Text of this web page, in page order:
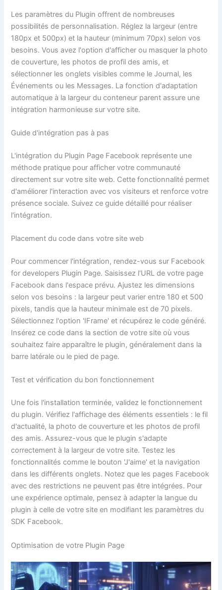
Les paramètres du Plugin offrent de nombreuses
possibilités de personnalisation. Réglez la largeur (entre
180px et 500px) et la hauteur (minimum 70px) selon vos
besoins. Vous avez l'option d'afficher ou masquer la photo
de couverture, les photos de profil des amis, et
sélectionner les onglets visibles comme le Journal, les
Événements ou les Messages. La fonction d'adaptation
automatique à la largeur du conteneur parent assure une
intégration harmonieuse sur votre site.
Guide d'intégration pas à pas
L'intégration du Plugin Page Facebook représente une
méthode pratique pour afficher votre communauté
directement sur votre site web. Cette fonctionnalité permet
d'améliorer l'interaction avec vos visiteurs et renforce votre
présence sociale. Suivez ce guide détaillé pour réaliser
l'intégration.
Placement du code dans votre site web
Pour commencer l'intégration, rendez-vous sur Facebook
for developers Plugin Page. Saisissez l'URL de votre page
Facebook dans l'espace prévu. Ajustez les dimensions
selon vos besoins : la largeur peut varier entre 180 et 500
pixels, tandis que la hauteur minimale est de 70 pixels.
Sélectionnez l'option 'IFrame' et récupérez le code généré.
Insérez ce code dans la section de votre site où vous
souhaitez faire apparaître le plugin, généralement dans la
barre latérale ou le pied de page.
Test et vérification du bon fonctionnement
Une fois l'installation terminée, validez le fonctionnement
du plugin. Vérifiez l'affichage des éléments essentiels : le fil
d'actualité, la photo de couverture et les photos de profil
des amis. Assurez-vous que le plugin s'adapte
correctement à la largeur de votre site. Testez les
fonctionnalités comme le bouton 'J'aime' et la navigation
dans les différents onglets. Notez que les pages Facebook
avec des restrictions ne peuvent pas être intégrées. Pour
une expérience optimale, pensez à adapter la langue du
plugin à celle de votre site en modifiant les paramètres du
SDK Facebook.
Optimisation de votre Plugin Page